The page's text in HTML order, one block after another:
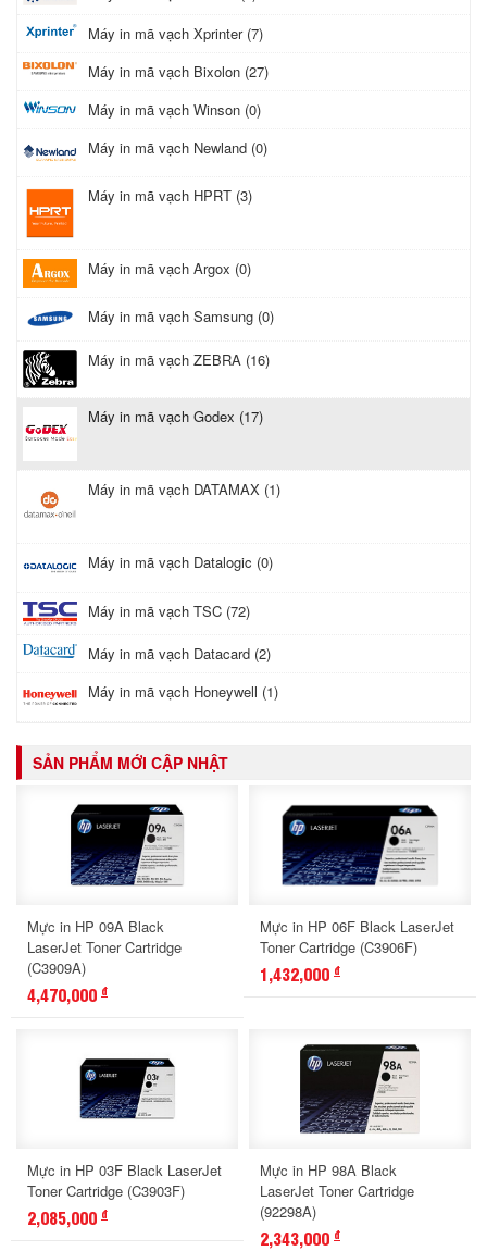
Máy in mã vạch Xprinter (7)
Máy in mã vạch Bixolon (27)
Máy in mã vạch Winson (0)
Máy in mã vạch Newland (0)
Máy in mã vạch HPRT (3)
Máy in mã vạch Argox (0)
Máy in mã vạch Samsung (0)
Máy in mã vạch ZEBRA (16)
Máy in mã vạch Godex (17)
Máy in mã vạch DATAMAX (1)
Máy in mã vạch Datalogic (0)
Máy in mã vạch TSC (72)
Máy in mã vạch Datacard (2)
Máy in mã vạch Honeywell (1)
SẢN PHẨM MỚI CẬP NHẬT
Mực in HP 09A Black
LaserJet Toner Cartridge
(C3909A)
4,470,000 đ
Mực in HP 06F Black LaserJet
Toner Cartridge (C3906F)
1,432,000 đ
Mực in HP 03F Black LaserJet
Toner Cartridge (C3903F)
2,085,000 đ
Mực in HP 98A Black
LaserJet Toner Cartridge
(92298A)
2,343,000 đ